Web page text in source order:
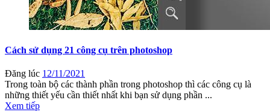
Cách sử dụng 21 công cụ trên photoshop
Đăng lúc 12/11/2021
Trong toàn bộ các thành phần trong photoshop thì các công cụ là
những thiết yếu cần thiết nhất khi bạn sử dụng phần ...
Xem tiếp